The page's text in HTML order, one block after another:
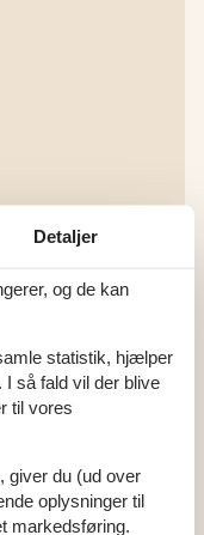
Detaljer
og de kan
statistik, hjælper
I så fald vil der blive
til vores
giver du (ud over
oplysninger til
markedsføring.